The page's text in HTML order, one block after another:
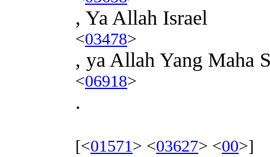
, Ya Allah Israel
<03478>
, ya Allah Yang Maha
<06918>
.
[<01571> <03627> <00>]